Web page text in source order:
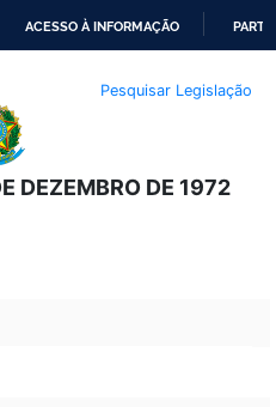
O
CONTEÚDO
ACESSO À INFORMAÇÃO
Pesquisar Legislação
DEZEMBRO DE 1972